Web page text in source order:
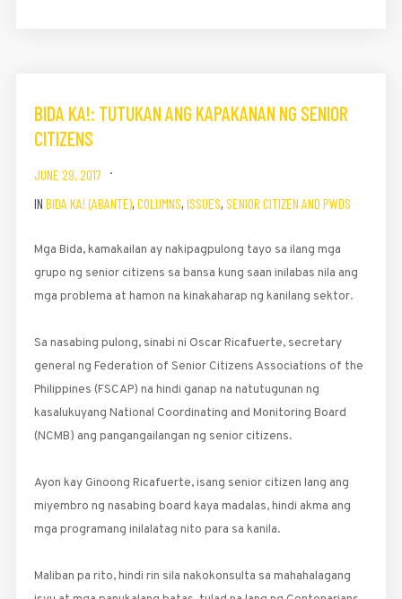
BIDA KA!: TUTUKAN ANG KAPAKANAN NG SENIOR
CITIZENS
JUNE 29, 2017
IN BIDA KA! (ABANTE), COLUMNS, ISSUES, SENIOR CITIZEN AND PWDS
Mga Bida, kamakailan ay naki­pagpulong tayo sa ilang mga
grupo ng senior citizens sa bansa kung saan inilabas nila ang
mga problema at hamon na kinakaharap ng kanilang sektor.
Sa nasabing pulong, sinabi ni ­Oscar Ricafuerte, secretary
general ng Fe­deration of Senior Citizens Associations of the
Philippines (FSCAP) na hindi ganap na natutugunan ng
kasalukuyang National Coordinating and Monitoring Board
(NCMB) ang pangangailangan ng senior citizens.
Ayon kay Ginoong Ricafuerte, isang senior citizen lang ang
miyembro ng nasabing board kaya madalas, hindi akma ang
mga programang inilalatag nito para sa kanila.
Maliban pa rito, hindi rin sila nakokonsulta sa mahahalagang